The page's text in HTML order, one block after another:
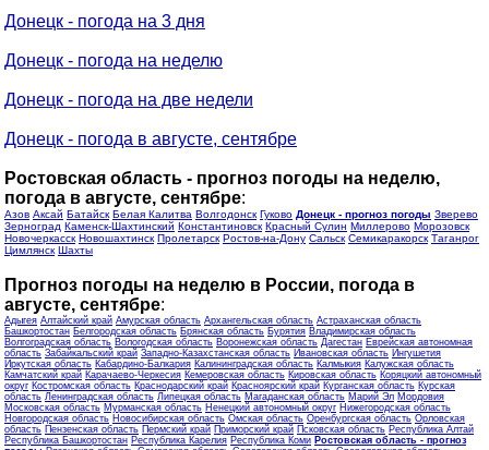
Донецк - погода на 3 дня
Донецк - погода на неделю
Донецк - погода на две недели
Донецк - погода в августе, сентябре
Ростовская область - прогноз погоды на неделю,
погода в августе, сентябре:
Азов Аксай Батайск Белая Калитва Волгодонск Гуково Донецк - прогноз погоды Зверево
Зерноград Каменск-Шахтинский Константиновск Красный Сулин Миллерово Морозовск
Новочеркасск Новошахтинск Пролетарск Ростов-на-Дону Сальск Семикаракорск Таганрог
Цимлянск Шахты
Прогноз погоды на неделю в России, погода в
августе, сентябре:
Адыгея Алтайский край Амурская область Архангельская область Астраханская область
Башкортостан Белгородская область Брянская область Бурятия Владимирская область
Волгоградская область Вологодская область Воронежская область Дагестан Еврейская автономная
область Забайкальский край Западно-Казахстанская область Ивановская область Ингушетия
Иркутская область Кабардино-Балкария Калининградская область Калмыкия Калужская область
Камчатский край Карачаево-Черкесия Кемеровская область Кировская область Коряцкий автономный
округ Костромская область Краснодарский край Красноярский край Курганская область Курская
область Ленинградская область Липецкая область Магаданская область Марий Эл Мордовия
Московская область Мурманская область Ненецкий автономный округ Нижегородская область
Новгородская область Новосибирская область Омская область Оренбургская область Орловская
область Пензенская область Пермский край Приморский край Псковская область Республика Алтай
Республика Башкортостан Республика Карелия Республика Коми Ростовская область - прогноз